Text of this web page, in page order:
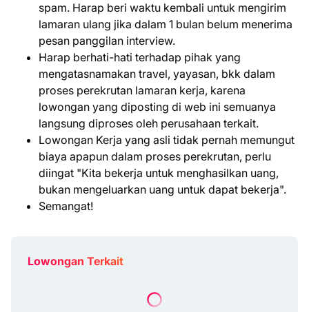
spam. Harap beri waktu kembali untuk mengirim
lamaran ulang jika dalam 1 bulan belum menerima
pesan panggilan interview.
Harap berhati-hati terhadap pihak yang
mengatasnamakan travel, yayasan, bkk dalam
proses perekrutan lamaran kerja, karena
lowongan yang diposting di web ini semuanya
langsung diproses oleh perusahaan terkait.
Lowongan Kerja yang asli tidak pernah memungut
biaya apapun dalam proses perekrutan, perlu
diingat "Kita bekerja untuk menghasilkan uang,
bukan mengeluarkan uang untuk dapat bekerja".
Semangat!
Lowongan Terkait